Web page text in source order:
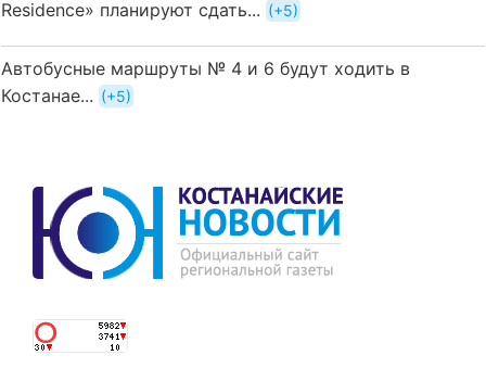
Residence» планируют сдать...
+5
Автобусные маршруты № 4 и 6 будут ходить в
Костанае...
+5